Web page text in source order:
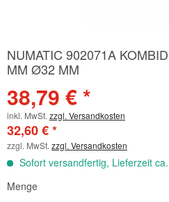
NUMATIC 902071A
MM Ø32 MM
38,79 € *
inkl. MwSt. zzgl. Versandkosten
32,60 € *
zzgl. MwSt. zzgl. Versandkosten
Sofort versandfertig, Lieferzeit
Menge